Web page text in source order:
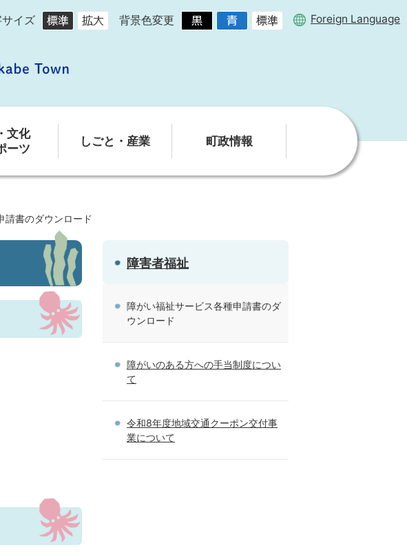
イズ 背景色変更 Foreign Language
文化
ーツ
しごと・産業 町政情報
請書のダウンロード
障害者福祉
障がい福祉サービス各種申請書のダ
ウンロード
障がいのある方への手当制度につい
て
令和8年度地域交通クーポン交付事
業について